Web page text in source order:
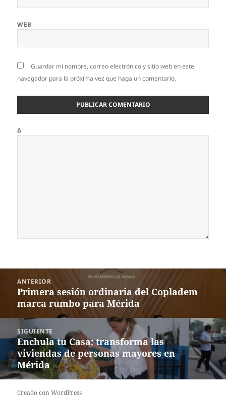
WEB
Guardar mi nombre, correo electrónico y sitio web en este
navegador para la próxima vez que haga un comentario.
Δ
entradas
ANTERIOR
Entrada
anterior:
Primera sesión ordinaria del Copladem
marca rumbo para Mérida
SIGUIENTE
Siguiente
entrada:
Enchula tu Casa: transforma las
viviendas de personas mayores en
Mérida
Creado con WordPress